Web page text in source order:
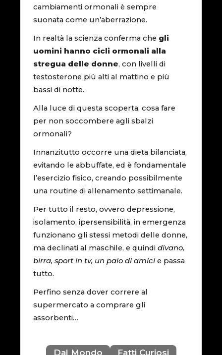
cambiamenti ormonali è sempre
suonata come un’aberrazione.
In realtà la scienza conferma che gli
uomini hanno cicli ormonali alla
stregua delle donne, con livelli di
testosterone più alti al mattino e più
bassi di notte.
Alla luce di questa scoperta, cosa fare
per non soccombere agli sbalzi
ormonali?
Innanzitutto occorre una dieta bilanciata,
evitando le abbuffate, ed è fondamentale
l’esercizio fisico, creando possibilmente
una routine di allenamento settimanale.
Per tutto il resto, ovvero depressione,
isolamento, ipersensibilità, in emergenza
funzionano gli stessi metodi delle donne,
ma declinati al maschile, e quindidivano,
birra, sport in tv, un paio di amicie passa
tutto.
Perfino senza dover correre al
supermercato a comprare gli
assorbenti…
Dal Mondo Fatti Curiosi